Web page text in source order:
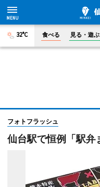
32°C 食べる 見る・遊ぶ
フォトフラッシュ
仙台駅で恒例「駅弁